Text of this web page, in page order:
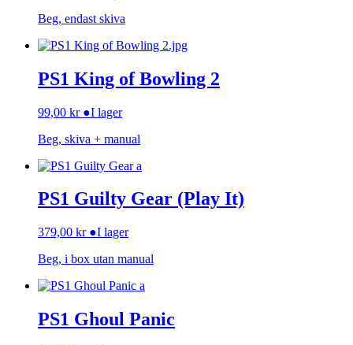
Beg, endast skiva
PS1 King of Bowling 2
99,00 kr ●I lager
Beg, skiva + manual
PS1 Guilty Gear (Play It)
379,00 kr ●I lager
Beg, i box utan manual
PS1 Ghoul Panic